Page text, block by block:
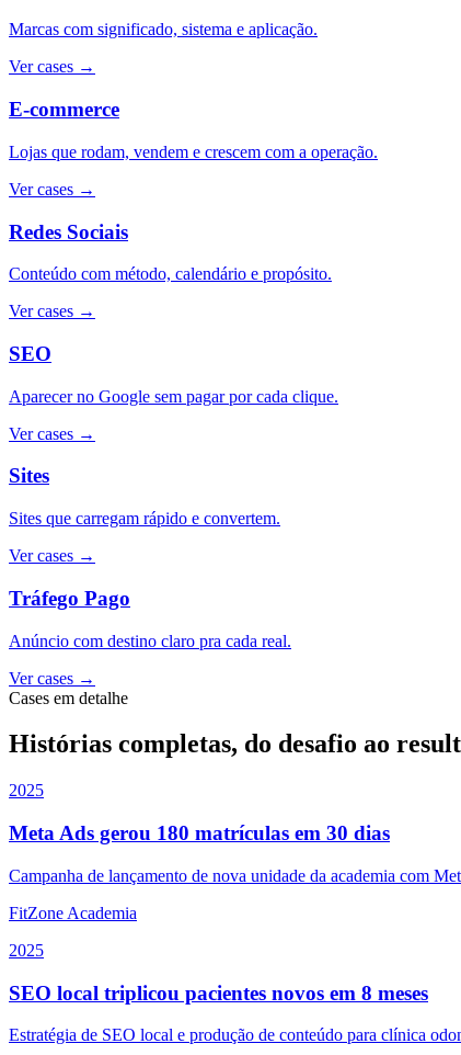
Marcas com significado, sistema e aplicação.
Ver cases →
E-commerce
Lojas que rodam, vendem e crescem com a operação.
Ver cases →
Redes Sociais
Conteúdo com método, calendário e propósito.
Ver cases →
SEO
Aparecer no Google sem pagar por cada clique.
Ver cases →
Sites
Sites que carregam rápido e convertem.
Ver cases →
Tráfego Pago
Anúncio com destino claro pra cada real.
Ver cases →
Cases em detalhe
Histórias completas, do desafio ao
2025
Meta Ads gerou 180 matrículas em 30 dias
Campanha de lançamento de nova unidade da academia com
FitZone Academia
2025
SEO local triplicou pacientes novos em 8 meses
Estratégia de SEO local e produção de conteúdo para clínica